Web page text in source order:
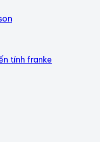
tính franke